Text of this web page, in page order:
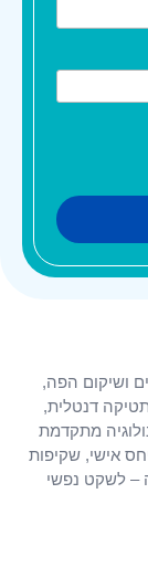
ושיקום הפה,
דנטלית,
מתקדמת
אישי, שקיפות
– לשקט נפשי